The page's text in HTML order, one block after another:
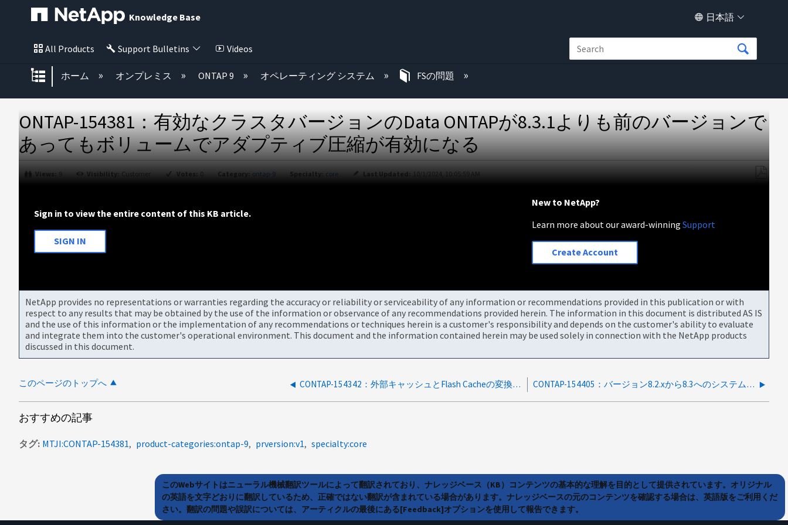
Knowledge Base 日本語
All Products Support Bulletins Videos
グローバル階層を展開/折りたたむ
ホーム オンプレミス ONTAP 9 オペレーティング システム FSの問題
ONTAP-154381：有効なクラスタバージョンのData ONTAPが8.3.1よりも前のバージョンで
あってもボリュームでアダプティブ圧縮が有効になる
Views: 9 Visibility: Customer Votes: 0 Category: ontap-9 Specialty: core Last Updated: 10/1/2024, 10:05:59 AM
ダ
ー
し
Sign in to view the entire content of this KB article.
SIGN IN
New to NetApp?
Learn more about our award-winningSupport
Create Account
NetApp provides no representations or warranties regarding the accuracy or reliability or serviceability of any information or recommendations provided in this publication or with
respect to any results that may be obtained by the use of the information or observance of any recommendations provided herein. The information in this document is distributed AS IS
and the use of this information or the implementation of any recommendations or techniques herein is a customer's responsibility and depends on the customer's ability to evaluate
and integrate them into the customer's operational environment. This document and the information contained herein may be used solely in connection with the NetApp products
discussed in this document.
このページのトップへ CONTAP-154342：外部キャッシュとFlash Cacheの変換ソフトウェアモジュールが正しく連携しないため、ストレージコントローラが停止する CONTAP-154405：バージョン8.2.xから8.3へのシステムアップグレード時に32ビットデータが検出されないことがある
おすすめの記事
タグ MTJI:CONTAP-154381 product-categories:ontap-9 prversion:v1 specialty:core
このWebサイトはニューラル機械翻訳ツールによって翻訳されており、ナレッジベース（KB）コンテンツの基本的な理解を目的として提供されています。オリジナル
の英語を文字どおりに翻訳しているため、正確ではない翻訳が含まれている場合があります。ナレッジベースの元のコンテンツを確認する場合は、英語版をご利用くだ
さい。翻訳の問題や誤訳については、アーティクルの最後にある[Feedback]オプションを使用して報告できます。